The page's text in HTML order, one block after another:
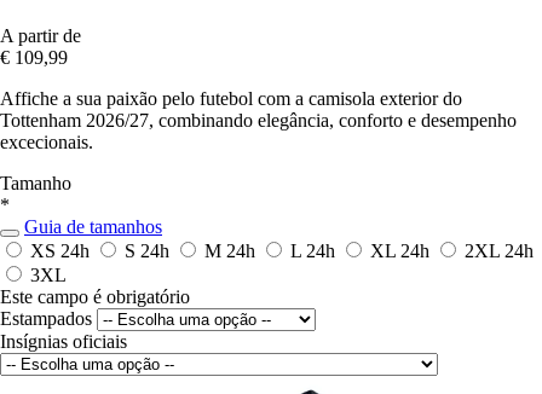
A partir de
€ 109,99
Affiche a sua paixão pelo futebol com a camisola exterior do
Tottenham 2026/27, combinando elegância, conforto e desempenho
excecionais.
Tamanho
*
Guia de tamanhos
XS 24h S 24h M 24h L 24h XL 24h 2XL 24h
3XL
Este campo é obrigatório
Estampados
Insígnias oficiais